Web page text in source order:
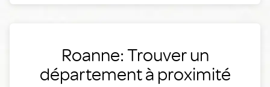
Roanne: Trouver un
département à proximité